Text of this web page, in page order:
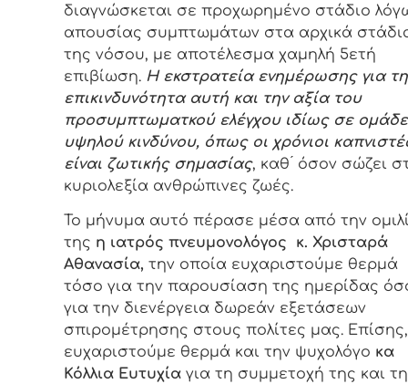
διαγνώσκεται σε προχωρημένο στάδιο
απουσίας συμπτωμάτων στα αρχικά
της νόσου, με αποτέλεσμα χαμηλή 5ετή
επιβίωση. Η εκστρατεία ενημέρωσης για
επικινδυνότητα αυτή και την αξία του
προσυμπτωματκού ελέγχου ιδίως σε
υψηλού κινδύνου, όπως οι χρόνιοι
είναι ζωτικής σημασίας, καθ ́ όσον σώζει
κυριολεξία ανθρώπινες ζωές.
Το μήνυμα αυτό πέρασε μέσα από την
της η ιατρός πνευμονολόγος κ. Χρισταρά
Αθανασία, την οποία ευχαριστούμε θερμά
τόσο για την παρουσίαση της ημερίδας
για την διενέργεια δωρεάν εξετάσεων
σπιρομέτρησης στους πολίτες μας. Επίσης,
ευχαριστούμε θερμά και την ψυχολόγο κα
Κόλλια Ευτυχία για τη συμμετοχή της και